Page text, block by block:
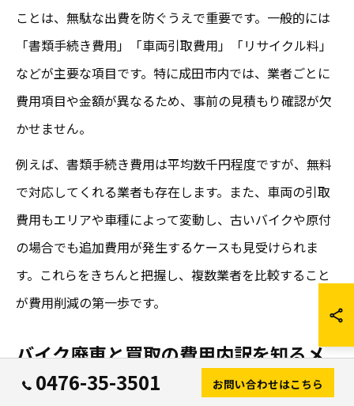
ことは、無駄な出費を防ぐうえで重要です。一般的には
「書類手続き費用」「車両引取費用」「リサイクル料」
などが主要な項目です。特に成田市内では、業者ごとに
費用項目や金額が異なるため、事前の見積もり確認が欠
かせません。
例えば、書類手続き費用は平均数千円程度ですが、無料
で対応してくれる業者も存在します。また、車両の引取
費用もエリアや車種によって変動し、古いバイクや原付
の場合でも追加費用が発生するケースも見受けられま
す。これらをきちんと把握し、複数業者を比較すること
が費用削減の第一歩です。
バイク廃車と買取の費用内訳を知るメ
リット
0476-35-3501 お問い合わせはこちら